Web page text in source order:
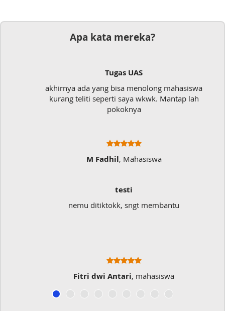
Apa kata mereka?
Tugas UAS
akhirnya ada yang bisa menolong mahasiswa
kurang teliti seperti saya wkwk. Mantap lah
pokoknya
M Fadhil, Mahasiswa
testi
nemu ditiktokk, sngt membantu
Fitri dwi Antari, mahasiswa